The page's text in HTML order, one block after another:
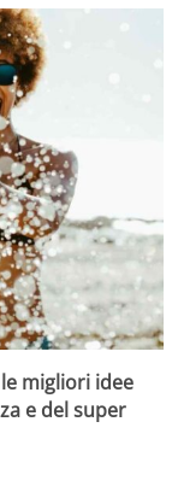
migliori idee
e del super